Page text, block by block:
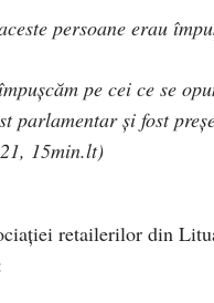
persoane erau
pe cei ce se
parlamentar și fost
15min.lt)
retailerilor din